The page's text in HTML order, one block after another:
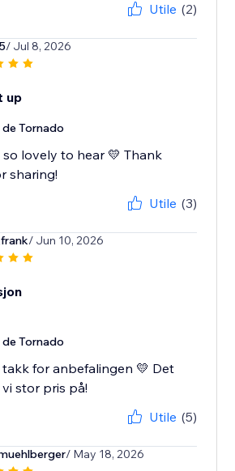
Utile (2)
/ Jul 8, 2026
up
Tornado
so lovely to hear 💛 Thank
sharing!
Utile (3)
/ Jun 10, 2026
Tornado
takk for anbefalingen 💛 Det
stor pris på!
Utile (5)
/ May 18, 2026